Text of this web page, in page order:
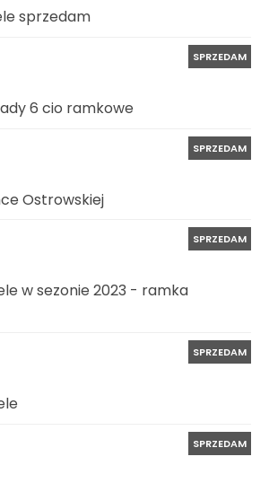
sprzedam
SPRZEDAM
6 cio ramkowe
SPRZEDAM
Ostrowskiej
SPRZEDAM
w sezonie 2023 - ramka
SPRZEDAM
SPRZEDAM